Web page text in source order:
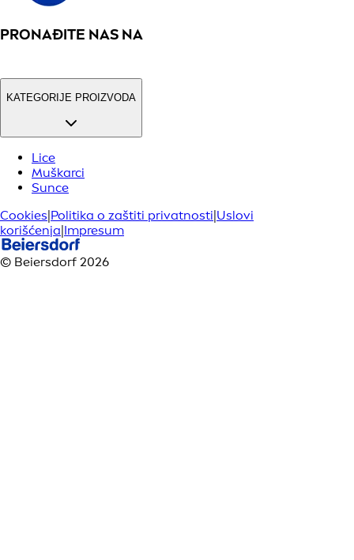
PRONAĐITE NAS NA
KATEGORIJE PROIZVODA
Lice
Muškarci
Sunce
Cookies|Politika o zaštiti privatnosti|Uslovi
korišćenja|Impresum
© Beiersdorf 2026